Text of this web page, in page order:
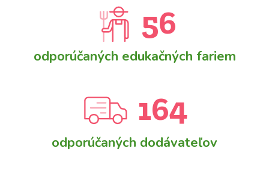
56
odporúčaných edukačných fariem
164
odporúčaných dodávateľov